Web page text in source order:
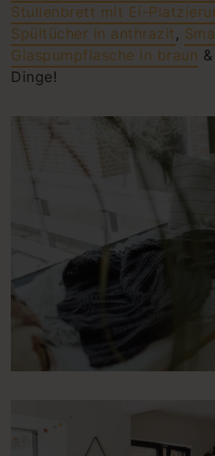
Stullenbrett mit Ei-
Spültücher in anthrazit ,
Glaspumpflasche in braun
Dinge!